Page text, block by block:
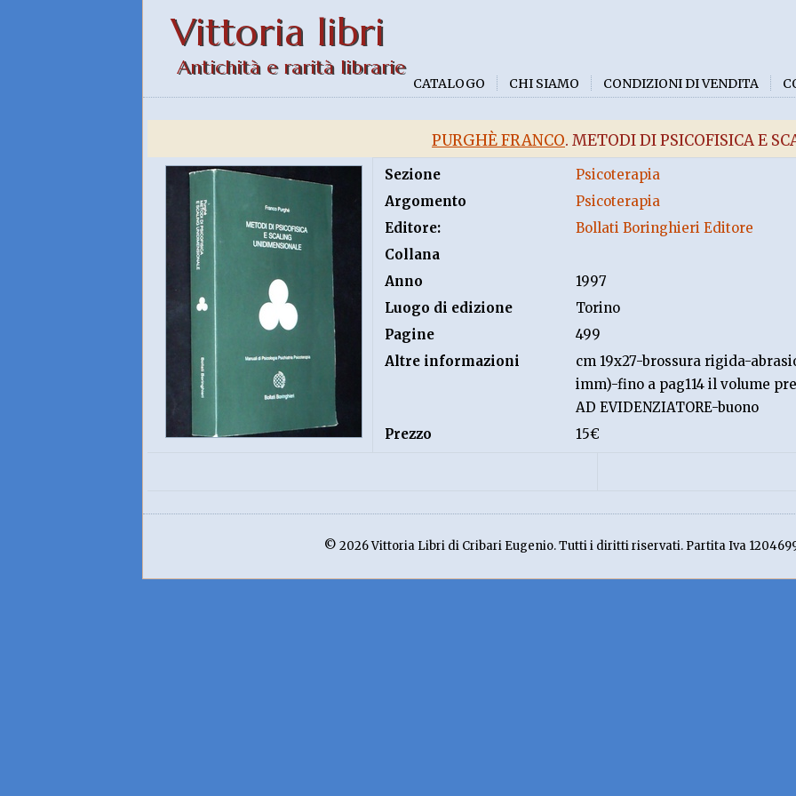
Vittoria libri
Antichità e rarità librarie
CATALOGO CHI SIAMO CONDIZIONI DI VENDITA
PURGHÈ FRANCO. METODI DI PSICOFISICA E
Sezione
Psicoterapia
Argomento
Psicoterapia
Editore:
Bollati Boringhieri Editore
Collana
Anno
1997
Luogo di edizione
Torino
Pagine
499
Altre informazioni
cm 19x27-brossura rigida-
imm)-fino a pag114 il volume
AD EVIDENZIATORE-buono
Prezzo
15€
© 2026 Vittoria Libri di Cribari Eugenio. Tutti i diritti riservati. Partita Iva